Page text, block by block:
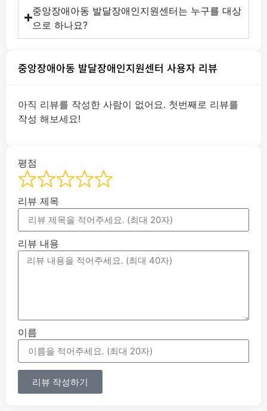
중앙장애아동 발달장애인지원센터는 누구를 대상
으로 하나요?
중앙장애아동 발달장애인지원센터 사용자 리뷰
아직 리뷰를 작성한 사람이 없어요. 첫번째로 리뷰를
작성 해보세요!
평점
리뷰 제목
리뷰 내용
이름
리뷰 작성하기